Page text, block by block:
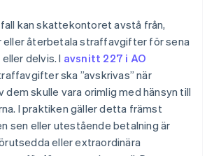
kan skattekontoret avstå från,
eller återbetala straffavgifter för sena
delvis. I avsnitt 227 i AO
ska ”avskrivas” när
dem skulle vara orimlig med hänsyn till
I praktiken gäller detta främst
sen eller utestående betalning är
eller extraordinära